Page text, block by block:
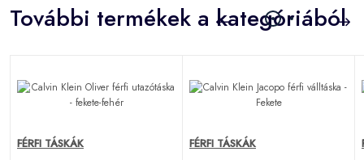
További termékek a kategóriából
FÉRFI TÁSKÁK FÉRFI TÁSKÁK